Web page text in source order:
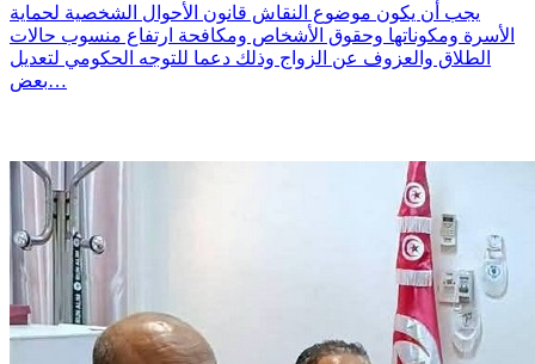
يجب أن يكون موضوع النقاش قانون الأحوال الشخصية لحماية
الأسرة ومكوناتها وحقوق الأشخاص ومكافحة ارتفاع منسوب حالات
الطلاق والعزوف عن الزواج وذلك دعما للتوجه الحكومي لتعديل
بعض…